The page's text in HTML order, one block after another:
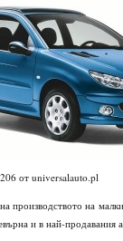
от universalauto.pl
производството на
и в най-